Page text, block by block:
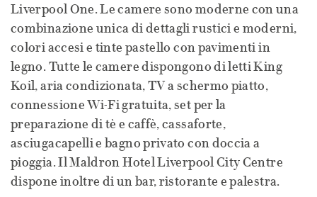
Liverpool One. Le camere sono moderne con una
combinazione unica di dettagli rustici e moderni,
colori accesi e tinte pastello con pavimenti in
legno. Tutte le camere dispongono di letti King
Koil, aria condizionata, TV a schermo piatto,
connessione Wi-Fi gratuita, set per la
preparazione di tè e caffè, cassaforte,
asciugacapelli e bagno privato con doccia a
pioggia. Il Maldron Hotel Liverpool City Centre
dispone inoltre di un bar, ristorante e palestra.